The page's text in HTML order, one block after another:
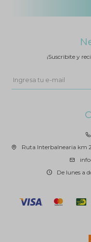
Ruta Interbalnearia km
De lunes a
¡Suscribite y